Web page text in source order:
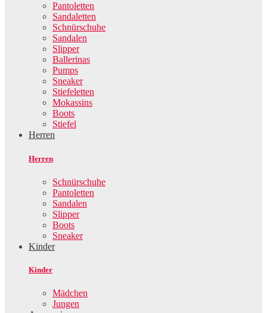
Pantoletten
Sandaletten
Schnürschuhe
Sandalen
Slipper
Ballerinas
Pumps
Sneaker
Stiefeletten
Mokassins
Boots
Stiefel
Herren
Herren
Schnürschuhe
Pantoletten
Sandalen
Slipper
Boots
Sneaker
Kinder
Kinder
Mädchen
Jungen